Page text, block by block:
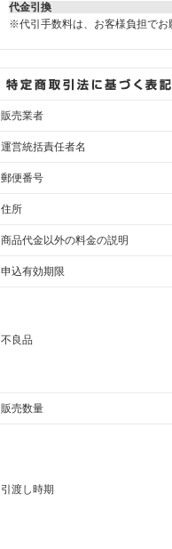
代金引換
※代引手数料は、お客様負担でお
販売業者
運営統括責任者名
郵便番号
住所
商品代金以外の料金の説明
申込有効期限
不良品
販売数量
引渡し時期